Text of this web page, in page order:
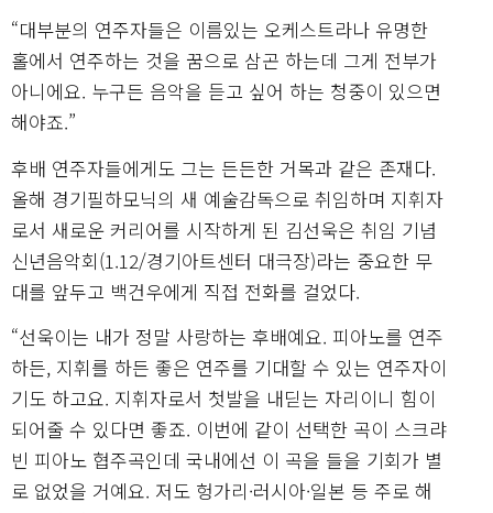
“대부분의 연주자들은 이름있는 오케스트라나 유명한
홀에서 연주하는 것을 꿈으로 삼곤 하는데 그게 전부가
아니에요. 누구든 음악을 듣고 싶어 하는 청중이 있으면
해야죠.”
후배 연주자들에게도 그는 든든한 거목과 같은 존재다.
올해 경기필하모닉의 새 예술감독으로 취임하며 지휘자
로서 새로운 커리어를 시작하게 된 김선욱은 취임 기념
신년음악회(1.12/경기아트센터 대극장)라는 중요한 무
대를 앞두고 백건우에게 직접 전화를 걸었다.
“선욱이는 내가 정말 사랑하는 후배예요. 피아노를 연주
하든, 지휘를 하든 좋은 연주를 기대할 수 있는 연주자이
기도 하고요. 지휘자로서 첫발을 내딛는 자리이니 힘이
되어줄 수 있다면 좋죠. 이번에 같이 선택한 곡이 스크랴
빈 피아노 협주곡인데 국내에선 이 곡을 들을 기회가 별
로 없었을 거예요. 저도 헝가리·러시아·일본 등 주로 해